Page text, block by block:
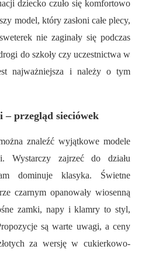
dziecko czuło się komfortowo
model, który zasłoni całe plecy,
nie zaginały się podczas
do szkoły czy uczestnictwa w
najważniejsza i należy o tym
– przegląd sieciówek
znaleźć wyjątkowe modele
Wystarczy zajrzeć do działu
dominuje klasyka. Świetne
czarnym opanowały wiosenną
zamki, napy i klamry to styl,
są warte uwagi, a ceny
za wersję w cukierkowo-